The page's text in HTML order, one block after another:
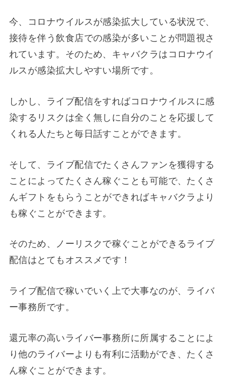
今、コロナウイルスが感染拡大している状況で、
接待を伴う飲食店での感染が多いことが問題視さ
れています。そのため、キャバクラはコロナウイ
ルスが感染拡大しやすい場所です。
しかし、ライブ配信をすればコロナウイルスに感
染するリスクは全く無しに自分のことを応援して
くれる人たちと毎日話すことができます。
そして、ライブ配信でたくさんファンを獲得する
ことによってたくさん稼ぐことも可能で、たくさ
んギフトをもらうことができればキャバクラより
も稼ぐことができます。
そのため、ノーリスクで稼ぐことができるライブ
配信はとてもオススメです！
ライブ配信で稼いでいく上で大事なのが、ライバ
ー事務所です。
還元率の高いライバー事務所に所属することによ
り他のライバーよりも有利に活動ができ、たくさ
ん稼ぐことができます。